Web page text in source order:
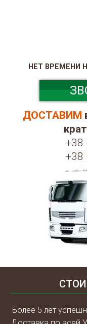
НЕТ ВРЕМЕНИ
ДОСТАВИМ
+38
+38
Более 5 лет